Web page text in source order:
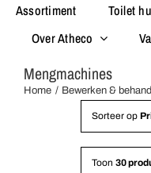
Assortiment Toilet
Over Atheco
Mengmachines
Home Bewerken &
Sorteer op
Toon 30